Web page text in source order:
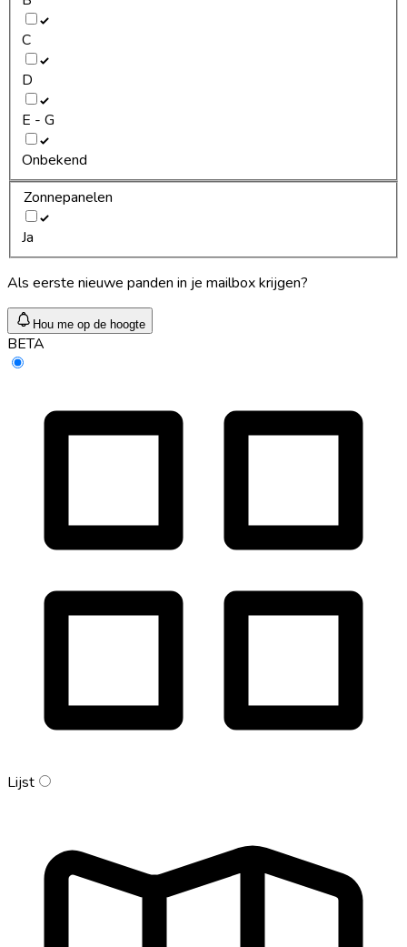
C
D
E - G
Onbekend
Zonnepanelen
Ja
Als eerste nieuwe panden in je mailbox krijgen?
Hou me op de hoogte
BETA
Lijst